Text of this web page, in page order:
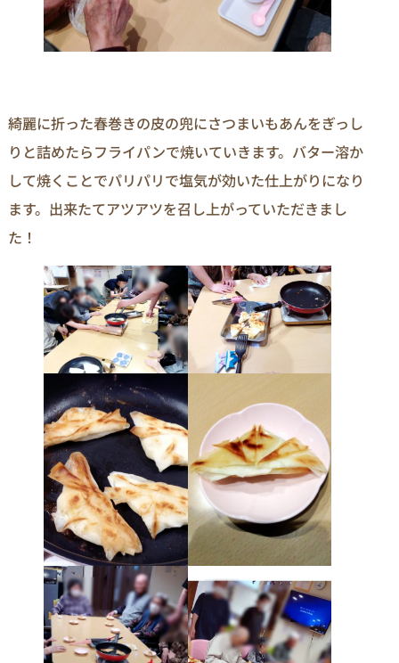
綺麗に折った春巻きの皮の兜にさつまいもあんをぎっし
りと詰めたらフライパンで焼いていきます。バター溶か
して焼くことでパリパリで塩気が効いた仕上がりになり
ます。出来たてアツアツを召し上がっていただきまし
た！